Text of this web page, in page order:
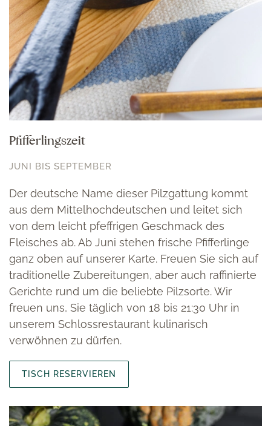
Pfifferlingszeit
JUNI BIS SEPTEMBER
Der deutsche Name dieser Pilzgattung kommt
aus dem Mittelhochdeutschen und leitet sich
von dem leicht pfeffrigen Geschmack des
Fleisches ab. Ab Juni stehen frische Pfifferlinge
ganz oben auf unserer Karte. Freuen Sie sich auf
traditionelle Zubereitungen, aber auch raffinierte
Gerichte rund um die beliebte Pilzsorte. Wir
freuen uns, Sie täglich von 18 bis 21:30 Uhr in
unserem Schlossrestaurant kulinarisch
verwöhnen zu dürfen.
TISCH RESERVIEREN